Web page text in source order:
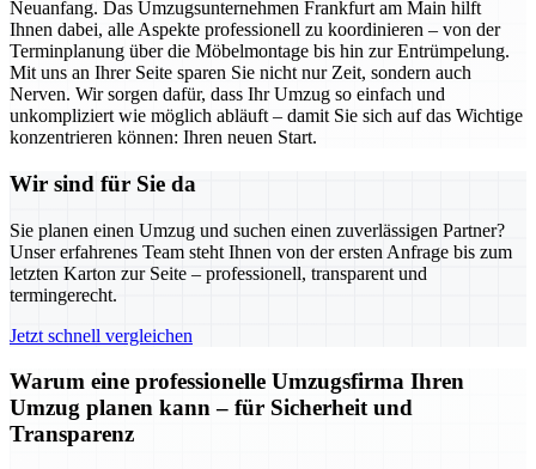
Neuanfang. Das Umzugsunternehmen Frankfurt am Main hilft
Ihnen dabei, alle Aspekte professionell zu koordinieren – von der
Terminplanung über die Möbelmontage bis hin zur Entrümpelung.
Mit uns an Ihrer Seite sparen Sie nicht nur Zeit, sondern auch
Nerven. Wir sorgen dafür, dass Ihr Umzug so einfach und
unkompliziert wie möglich abläuft – damit Sie sich auf das Wichtige
konzentrieren können: Ihren neuen Start.
Wir sind für Sie da
Sie planen einen Umzug und suchen einen zuverlässigen Partner?
Unser erfahrenes Team steht Ihnen von der ersten Anfrage bis zum
letzten Karton zur Seite – professionell, transparent und
termingerecht.
Jetzt schnell vergleichen
Warum eine professionelle Umzugsfirma Ihren
Umzug planen kann – für Sicherheit und
Transparenz